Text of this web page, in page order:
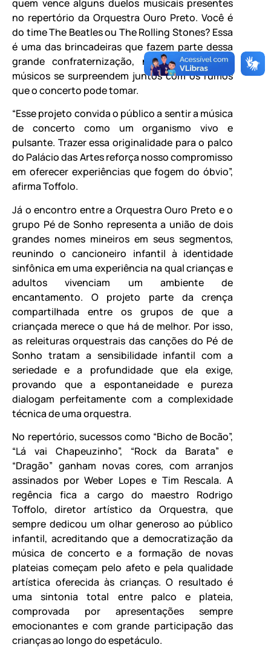
quem vence alguns duelos musicais presentes
no repertório da Orquestra Ouro Preto. Você é
do time The Beatles ou The Rolling Stones? Essa
é uma das brincadeiras que fazem parte dessa
grande confraternização, na qual plateia e
músicos se surpreendem juntos com os rumos
que o concerto pode tomar.
“Esse projeto convida o público a sentir a música
de concerto como um organismo vivo e
pulsante. Trazer essa originalidade para o palco
do Palácio das Artes reforça nosso compromisso
em oferecer experiências que fogem do óbvio”,
afirma Toffolo.
Já o encontro entre a Orquestra Ouro Preto e o
grupo Pé de Sonho representa a união de dois
grandes nomes mineiros em seus segmentos,
reunindo o cancioneiro infantil à identidade
sinfônica em uma experiência na qual crianças e
adultos vivenciam um ambiente de
encantamento. O projeto parte da crença
compartilhada entre os grupos de que a
criançada merece o que há de melhor. Por isso,
as releituras orquestrais das canções do Pé de
Sonho tratam a sensibilidade infantil com a
seriedade e a profundidade que ela exige,
provando que a espontaneidade e pureza
dialogam perfeitamente com a complexidade
técnica de uma orquestra.
No repertório, sucessos como “Bicho de Bocão”,
“Lá vai Chapeuzinho”, “Rock da Barata” e
“Dragão” ganham novas cores, com arranjos
assinados por Weber Lopes e Tim Rescala. A
regência fica a cargo do maestro Rodrigo
Toffolo, diretor artístico da Orquestra, que
sempre dedicou um olhar generoso ao público
infantil, acreditando que a democratização da
música de concerto e a formação de novas
plateias começam pelo afeto e pela qualidade
artística oferecida às crianças. O resultado é
uma sintonia total entre palco e plateia,
comprovada por apresentações sempre
emocionantes e com grande participação das
crianças ao longo do espetáculo.